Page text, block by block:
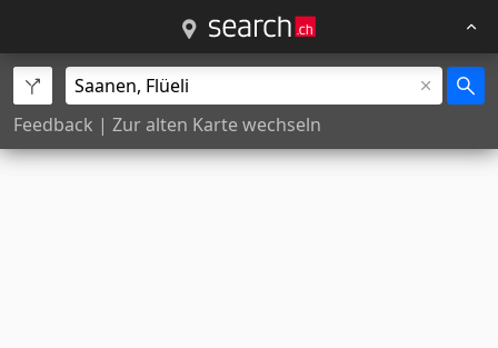
Feedback | Zur alten Karte wechseln